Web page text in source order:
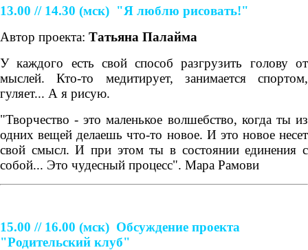
13.00 // 14.30 (мск) "Я люблю рисовать!"
Автор проекта: Татьяна Палайма
У каждого есть свой способ разгрузить голову от
мыслей. Кто-то медитирует, занимается спортом,
гуляет... А я рисую.
"Творчество - это маленькое волшебство, когда ты из
одних вещей делаешь что-то новое. И это новое несет
свой смысл. И при этом ты в состоянии единения с
собой... Это чудесный процесс". Мара Рамови
15.00 // 16.00 (мск) Обсуждение проекта
"Родительский клуб"